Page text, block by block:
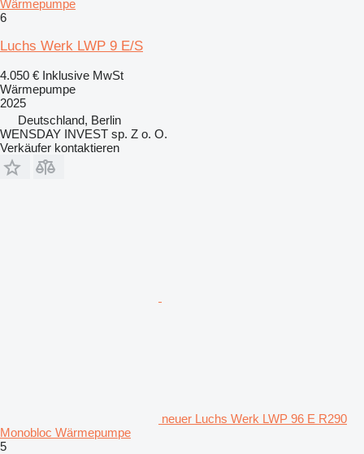
Wärmepumpe
6
Luchs Werk LWP 9 E/S
4.050 € Inklusive MwSt
Wärmepumpe
2025
Deutschland, Berlin
WENSDAY INVEST sp. Z o. O.
Verkäufer kontaktieren
neuer Luchs Werk LWP 96 E R290
Monobloc Wärmepumpe
5